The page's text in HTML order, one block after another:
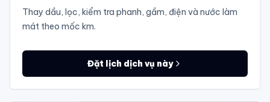
Thay dầu, lọc, kiểm tra phanh, gầm, điện và nước làm
mát theo mốc km.
Đặt lịch dịch vụ này